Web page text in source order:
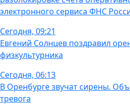
электронного сервиса ФНС
Сегодня, 09:21
Евгений Солнцев поздравил
физкультурника
Сегодня, 06:13
В Оренбурге звучат сирены.
тревога